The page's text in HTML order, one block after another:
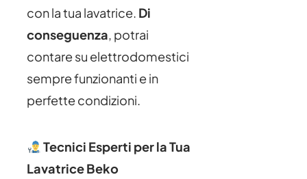
con la tua lavatrice. Di
conseguenza, potrai
contare su elettrodomestici
sempre funzionanti e in
perfette condizioni.
Tecnici Esperti per la Tua
Lavatrice Beko